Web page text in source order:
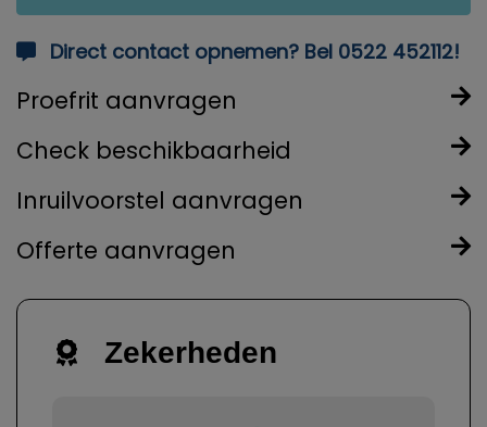
Direct contact opnemen? Bel 0522 452112!
Proefrit aanvragen
Check beschikbaarheid
Inruilvoorstel aanvragen
Offerte aanvragen
Zekerheden